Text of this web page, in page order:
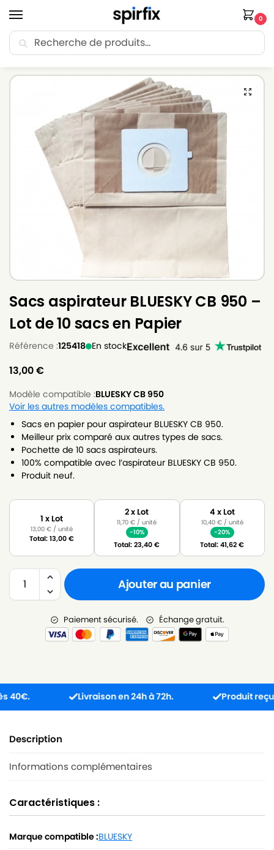
0
🚚 Livraison Point Relais offerte dès 30€ d’achat.
Sacs aspirateur BLUESKY CB 950 –
Lot de 10 sacs en Papier
Référence :125418 En stock
13,00€
Modèle compatible :BLUESKY CB 950
Voir les autres modèles compatibles.
Sacs en papier pour aspirateur BLUESKY CB 950.
Meilleur prix comparé aux autres types de sacs.
Pochette de 10 sacs aspirateurs.
100% compatible avec l’aspirateur BLUESKY CB 950.
Produit neuf.
1 x Lot
13,00€ / unité
Total:13,00€
2 x Lot
11,70€ / unité
-10%
Total:23,40€
4 x Lot
10,40 €/ unité
-20%
Total:41,62€
Ajouter au panier
Paiement sécurisé. Échange gratuit.
Livraison en 24h à 72h. Produit reçu
Description
Informations complémentaires
Caractéristiques :
Marque compatible :BLUESKY